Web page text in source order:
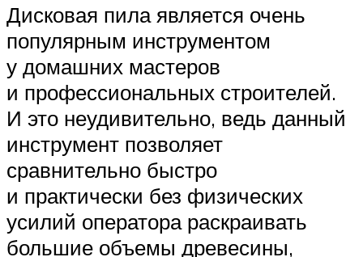
Дисковая пила является очень
популярным инструментом
у домашних мастеров
и профессиональных строителей.
И это неудивительно, ведь данный
инструмент позволяет
сравнительно быстро
и практически без физических
усилий оператора раскраивать
большие объемы древесины,